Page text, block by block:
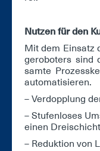
Nut­zen für den
Mit dem Ein­satz
ge­ro­bo­ters sind
sam­te
au­to­ma­ti­sie­ren.
– Ver­dopp­lung
– Stu­fen­lo­ses
ei­nen
– Re­duk­ti­on von